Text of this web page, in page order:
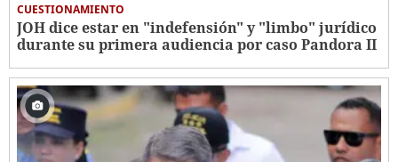
CUESTIONAMIENTO
JOH dice estar en "indefensión" y "limbo" jurídico
durante su primera audiencia por caso Pandora II